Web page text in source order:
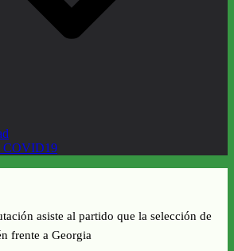
COVID19
asiste al partido que la selección de
frente a Georgia